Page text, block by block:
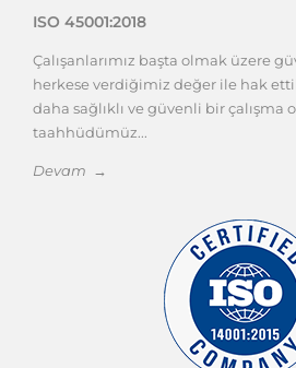
Çalışanlarımız başta olmak üzere
herkese verdiğimiz değer ile hak
daha sağlıklı ve güvenli bir çalışma
taahhüdümüz...
Devam →